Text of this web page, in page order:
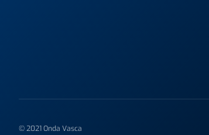
© 2021 Onda Vasca